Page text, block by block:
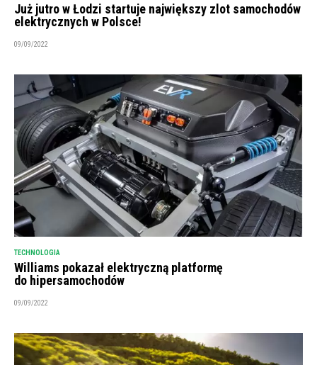
Już jutro w Łodzi startuje największy zlot samochodów
elektrycznych w Polsce!
09/09/2022
TECHNOLOGIA
Williams pokazał elektryczną platformę
do hipersamochodów
09/09/2022